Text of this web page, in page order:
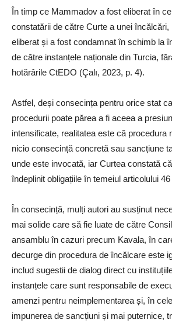
În timp ce Mammadov a fost eliberat în
constatării de către Curte a unei încălcări,
eliberat și a fost condamnat în schimb la
de către instanțele naționale din Turcia,
hotărârile CtEDO (Çalı, 2023, p. 4).
Astfel, deși consecința pentru orice stat
procedurii poate părea a fi aceea a
intensificate, realitatea este că procedura
nicio consecință concretă sau sancțiune
unde este invocată, iar Curtea constată
îndeplinit obligațiile în temeiul articolului
În consecință, mulți autori au susținut
mai solide care să fie luate de către
ansamblu în cazuri precum Kavala, în
decurge din procedura de încălcare este
includ sugestii de dialog direct cu
instanțele care sunt responsabile de
amenzi pentru neimplementarea și, în
impunerea de sancțiuni și mai puternice,